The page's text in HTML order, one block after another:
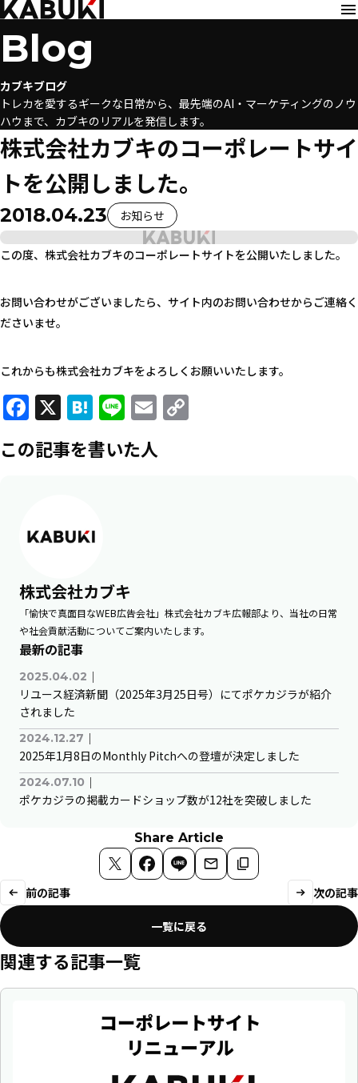
Blog
カブキブログ
トレカを愛するギークな日常から、最先端のAI・マーケティングのノウ
ハウまで、カブキのリアルを発信します。
株式会社カブキのコーポレートサイ
トを公開しました。
2018.04.23 お知らせ
この度、株式会社カブキのコーポレートサイトを公開いたしました。
お問い合わせがございましたら、サイト内のお問い合わせからご連絡く
ださいませ。
これからも株式会社カブキをよろしくお願いいたします。
Facebook
X Hatena
LineEmail
この記事を書いた人
株式会社カブキ
「愉快で真面目なWEB広告会社」株式会社カブキ広報部より、当社の日常
や社会貢献活動についてご案内いたします。
最新の記事
2025.04.02 ｜
リユース経済新聞（2025年3月25日号）にてポケカジラが紹介
されました
2024.12.27 ｜
2025年1月8日のMonthly Pitchへの登壇が決定しました
2024.07.10 ｜
ポケカジラの掲載カードショップ数が12社を突破しました
Share Article
X Facebook
LINE メールで送るリンクをコピー
前の記事
一覧に戻る
次の記事
関連する記事一覧